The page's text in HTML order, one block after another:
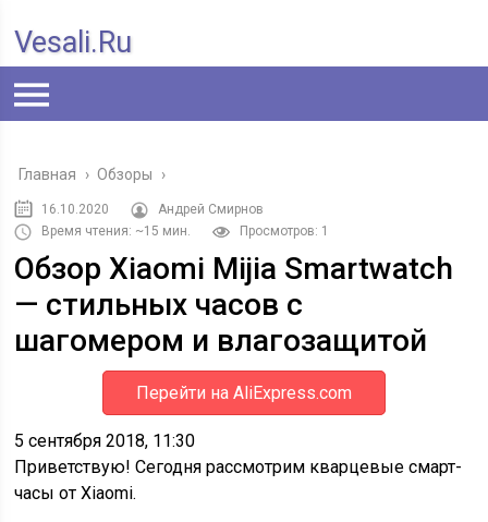
Vesali.ru
Главная › Обзоры ›
16.10.2020
Андрей Смирнов
Время чтения: ~15 мин.
Просмотров: 1
Обзор Xiaomi Mijia Smartwatch
— стильных часов с
шагомером и влагозащитой
Перейти на AliExpress.com
5 сентября 2018, 11:30
Приветствую! Сегодня рассмотрим кварцевые смарт-
часы от Xiaomi.